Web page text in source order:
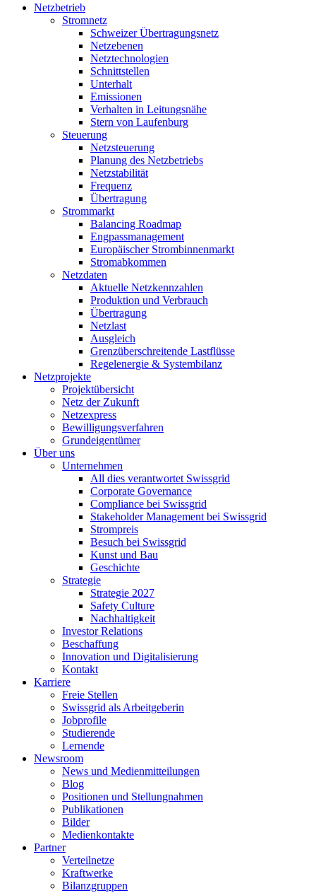
Netzbetrieb
Stromnetz
Schweizer Übertragungsnetz
Netzebenen
Netztechnologien
Schnittstellen
Unterhalt
Emissionen
Verhalten in Leitungsnähe
Stern von Laufenburg
Steuerung
Netzsteuerung
Planung des Netzbetriebs
Netzstabilität
Frequenz
Übertragung
Strommarkt
Balancing Roadmap
Engpassmanagement
Europäischer Strombinnenmarkt
Stromabkommen
Netzdaten
Aktuelle Netzkennzahlen
Produktion und Verbrauch
Übertragung
Netzlast
Ausgleich
Grenzüberschreitende Lastflüsse
Regelenergie & Systembilanz
Netzprojekte
Projektübersicht
Netz der Zukunft
Netzexpress
Bewilligungsverfahren
Grundeigentümer
Über uns
Unternehmen
All dies verantwortet Swissgrid
Corporate Governance
Compliance bei Swissgrid
Stakeholder Management bei Swissgrid
Strompreis
Besuch bei Swissgrid
Kunst und Bau
Geschichte
Strategie
Strategie 2027
Safety Culture
Nachhaltigkeit
Investor Relations
Beschaffung
Innovation und Digitalisierung
Kontakt
Karriere
Freie Stellen
Swissgrid als Arbeitgeberin
Jobprofile
Studierende
Lernende
Newsroom
News und Medienmitteilungen
Blog
Positionen und Stellungnahmen
Publikationen
Bilder
Medienkontakte
Partner
Verteilnetze
Kraftwerke
Bilanzgruppen